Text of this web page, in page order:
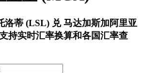
洛蒂 (LSL) 兑 马达加斯加阿里亚
持实时汇率换算和各国汇率查